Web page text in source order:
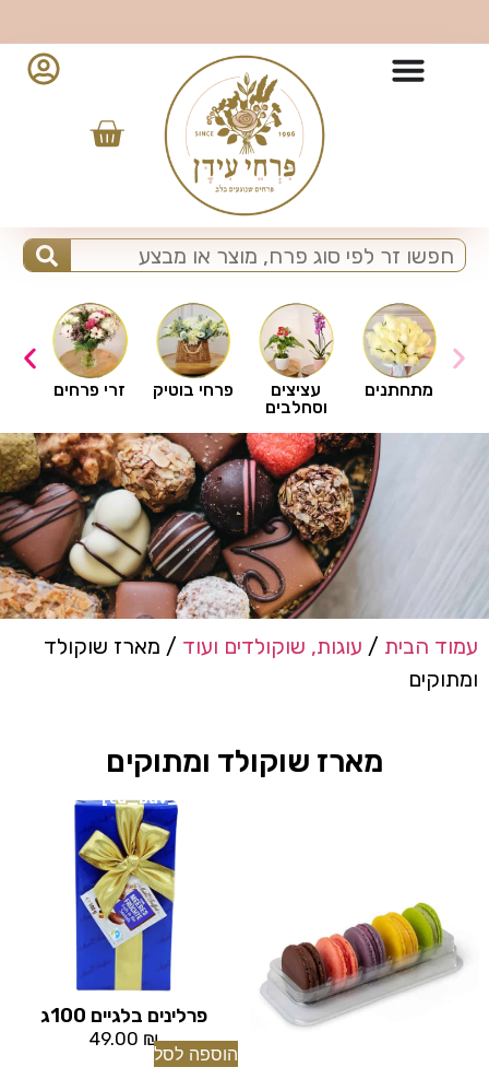
זרי פרחים פרחי בוטיק
עציצים
וסחלבים
מתחתנים
עמוד הבית / עוגות, שוקולדים ועוד / מארז שוקולד
ומתוקים
מארז שוקולד ומתוקים
פרלינים בלגיים 100ג
49.00 ₪
הוספה לסל